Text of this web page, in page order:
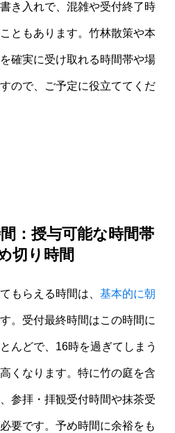
き入れで、混雑や受付終了時
ともあります。竹林散策や本
確実に受け取れる時間帯や場
ので、ご予定に役立ててくだ
：授与可能な時間帯
切り時間
もらえる時間は、 基本的に朝
。受付最終時間はこの時間に
んどで、16時を過ぎてしまう
くなります。特に竹の庭を含
参拝・拝観受付時間や抹茶受
要です。予め時間に余裕をも